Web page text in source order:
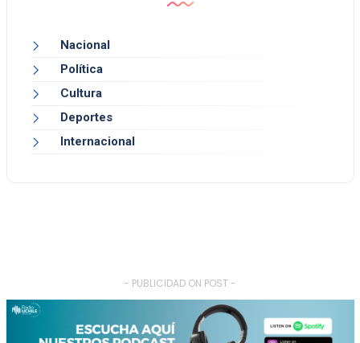
Nacional
Política
Cultura
Deportes
Internacional
- PUBLICIDAD ON POST -